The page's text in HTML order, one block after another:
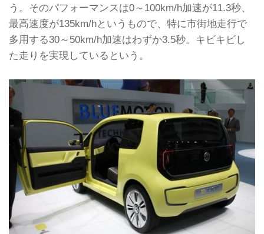
う。そのパフォーマンスは0～100km/h加速が11.3秒、
最高速度が135km/hというもので、特に市街地走行で
多用する30～50km/h加速はわずか3.5秒。キビキビし
た走りを実現しているという。